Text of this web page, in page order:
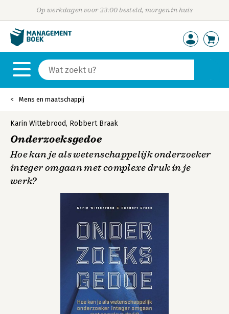
Op werkdagen voor 23:00 besteld, morgen in huis
Mens en maatschappij
Karin Wittebrood, Robbert Braak
Onderzoeksgedoe
Hoe kan je als wetenschappelijk onderzoeker
integer omgaan met complexe druk in je
werk?